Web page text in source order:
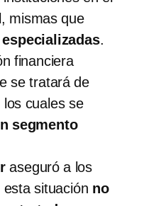
mismas que
.
financiera
se tratará de
los cuales se
segmento
aseguró a los
situación no